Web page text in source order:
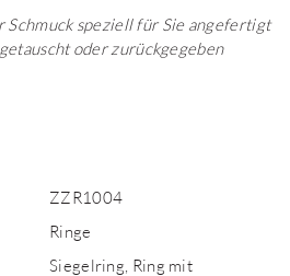
Schmuck speziell für Sie angefertigt
oder zurückgegeben
ZZR1004
Ringe
Siegelring, Ring mit